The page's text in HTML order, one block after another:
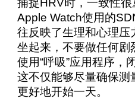
Apple Watch使用的
往反映了生理和心理
坐起来，不要做任何
使用“呼吸”应用程序，
这不仅能够尽量确保
更好地开始一天。